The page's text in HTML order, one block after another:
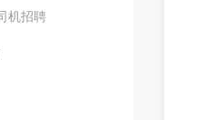
机招聘